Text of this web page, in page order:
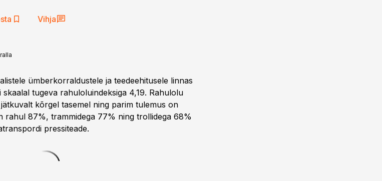
Vihja
ümberkorraldustele ja teedeehitusele linnas
tugeva rahuloluindeksiga 4,19. Rahulolu
kõrgel tasemel ning parim tulemus on
rahul 87%, trammidega 77% ning trollidega 68%
pressiteade.